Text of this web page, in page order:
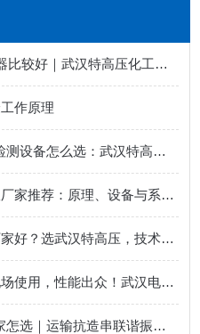
谁家的 ZGF 直流高压发生器比较好｜武汉特高压化工检测方案
作原理
2026 化工厂区交直流耐压检测设备怎么选：武汉特高压电力工况适配优势解析
直流断路器安秒特性测试仪厂家推荐：原理、设备与系统级验证
精准稳定｜串联谐振哪个厂家好？选武汉特高压，技术品质服务三位一体
直流高压发生器设备工业现场使用，性能出众！武汉电力企业的匠心之作
2026 年设备供应商靠谱商家怎选｜运输抗造串联谐振化工配电检测选型参考